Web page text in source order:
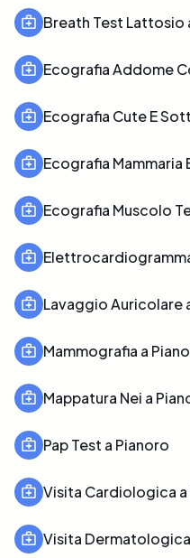
Breath Test Lattosio
Ecografia Addome
Ecografia Cute E
Ecografia Mammaria
Ecografia Muscolo
Lavaggio Auricolare
Mammografia a
Mappatura Nei a
Pap Test a Pianoro
Visita Cardiologica a
Visita